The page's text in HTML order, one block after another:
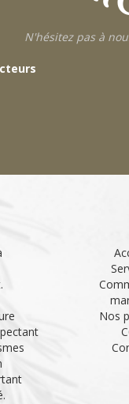
N'hésitez pas à
Nos